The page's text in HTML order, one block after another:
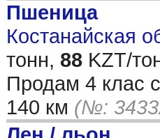
Пшеница
Костанайская
тонн, 88 KZT/
Продам 4 клас
140 км (№: